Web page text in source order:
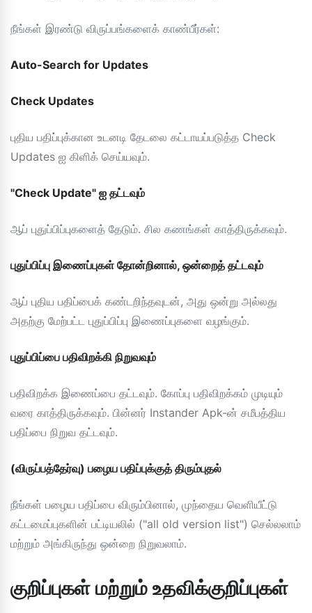
நீங்கள் இரண்டு விருப்பங்களைக் காண்பீர்கள்:
Auto-Search for Updates
Check Updates
புதிய பதிப்புக்கான உடனடி தேடலை கட்டாயப்படுத்த Check
Updates ஐ கிளிக் செய்யவும்.
"Check Update" ஐ தட்டவும்
ஆப் புதுப்பிப்புகளைத் தேடும். சில கணங்கள் காத்திருக்கவும்.
புதுப்பிப்பு இணைப்புகள் தோன்றினால், ஒன்றைத் தட்டவும்
ஆப் புதிய பதிப்பைக் கண்டறிந்தவுடன், அது ஒன்று அல்லது
அதற்கு மேற்பட்ட புதுப்பிப்பு இணைப்புகளை வழங்கும்.
புதுப்பிப்பை பதிவிறக்கி நிறுவவும்
பதிவிறக்க இணைப்பை தட்டவும். கோப்பு பதிவிறக்கம் முடியும்
வரை காத்திருக்கவும். பின்னர் Instander Apk-ன் சமீபத்திய
பதிப்பை நிறுவ தட்டவும்.
(விருப்பத்தேர்வு) பழைய பதிப்புக்குத் திரும்புதல்
நீங்கள் பழைய பதிப்பை விரும்பினால், முந்தைய வெளியீட்டு
கட்டமைப்புகளின் பட்டியலில் ("all old version list") செல்லலாம்
மற்றும் அங்கிருந்து ஒன்றை நிறுவலாம்.
குறிப்புகள் மற்றும் உதவிக்குறிப்புகள்